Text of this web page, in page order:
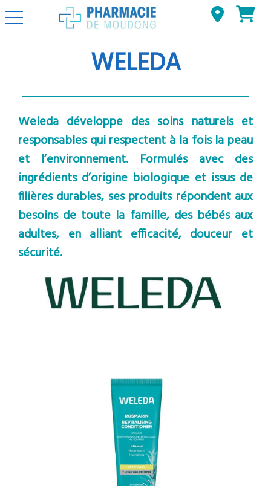
Basculer la navigation
WELEDA
Weleda développe des soins naturels et
responsables qui respectent à la fois la peau
et l’environnement. Formulés avec des
ingrédients d’origine biologique et issus de
filières durables, ses produits répondent aux
besoins de toute la famille, des bébés aux
adultes, en alliant efficacité, douceur et
sécurité.